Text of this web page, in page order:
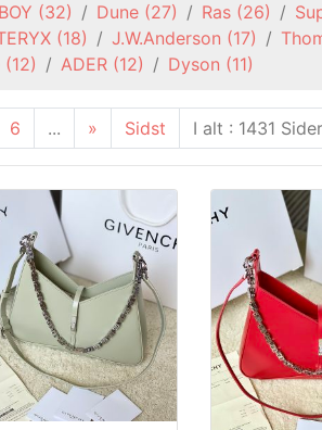
BOY (32) Dune (27) Ras (26)
(18) J.W.Anderson (17)
(12) ADER (12) Dyson (11)
6 ... » Sidst I alt : 1431